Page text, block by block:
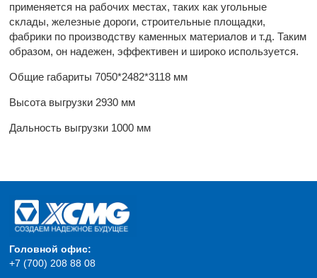
применяется на рабочих местах, таких как угольные
склады, железные дороги, строительные площадки,
фабрики по производству каменных материалов и т.д. Таким
образом, он надежен, эффективен и широко используется.
Общие габариты 7050*2482*3118 мм
Высота выгрузки 2930 мм
Дальность выгрузки 1000 мм
Головной офис:
+7 (700) 208 88 08